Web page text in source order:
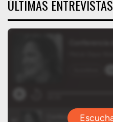
ÚLTIMAS ENTREVISTAS